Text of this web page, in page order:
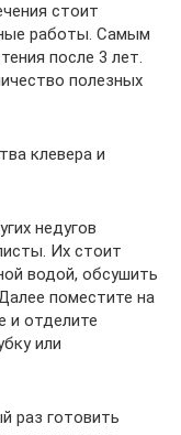
стоит
работы. Самым
после 3 лет.
полезных
клевера и
недугов
Их стоит
водой, обсушить
поместите на
и отделите
или
раз готовить